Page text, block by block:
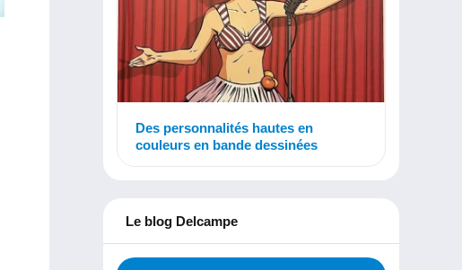
Des personnalités hautes en
couleurs en bande dessinées
Le blog Delcampe